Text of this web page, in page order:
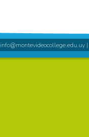
info@montevideocollege.edu.uy |